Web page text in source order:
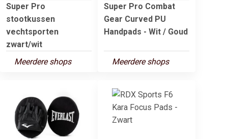
Super Pro
stootkussen
vechtsporten
zwart/wit
Meerdere shops
Super Pro Combat
Gear Curved PU
Handpads - Wit / Goud
Meerdere shops